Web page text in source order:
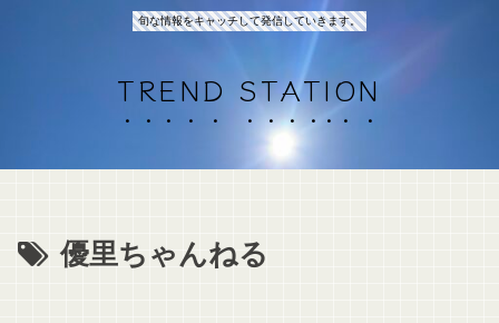
旬な情報をキャッチして発信していきます。
TREND STATION
優里ちゃんねる